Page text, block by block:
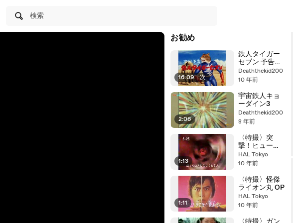
検索
お勧め
16:09 | 次
鉄人タイガー
セブン 予告編
集
Deaththekid200
10 年前
2:06
宇宙鉄人キョ
ーダイン3
Deaththekid200
8 年前
1:13
〈特撮〉突
撃！ヒューマ
ン！！ OP
HAL Tokyo
10 年前
1:11
〈特撮〉怪傑
ライオン丸 OP
HAL Tokyo
10 年前